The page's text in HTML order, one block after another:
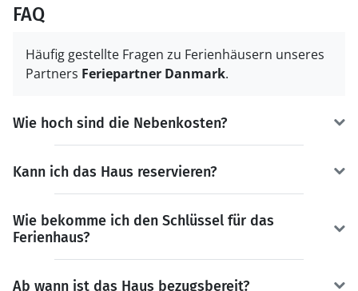
FAQ
Häufig gestellte Fragen zu Ferienhäusern unseres
Partners Feriepartner Danmark.
Wie hoch sind die Nebenkosten?
Kann ich das Haus reservieren?
Wie bekomme ich den Schlüssel für das
Ferienhaus?
Ab wann ist das Haus bezugsbereit?